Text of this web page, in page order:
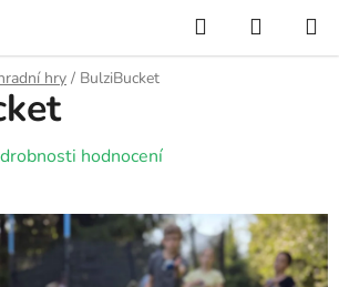
Hledat
KOŠÍK
hry / BulziBucket
hodnocení